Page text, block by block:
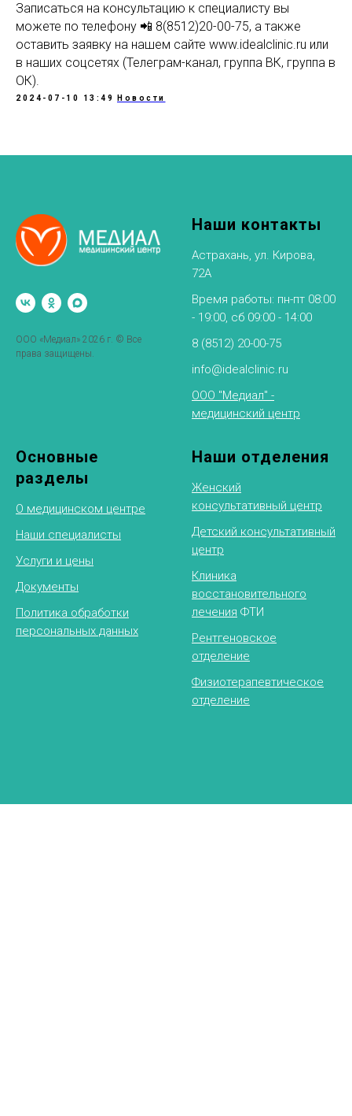
Записаться на консультацию к специалисту вы
можете по телефону 📲 8(8512)20-00-75, а также
оставить заявку на нашем сайте www.idealclinic.ru или
в наших соцсетях (Телеграм-канал, группа ВК, группа в
ОК).
2024-07-10 13:49 Новости
ООО «Медиал» 2026 г. © Все
права защищены.
Наши контакты
Астрахань, ул. Кирова,
72А
Время работы: пн-пт 08:00
- 19:00, сб 09:00 - 14:00
8 (8512) 20-00-75
info@idealclinic.ru
ООО "Медиал" -
медицинский центр
Основные
разделы
О медицинском центре
Наши специалисты
Услуги и цены
Документы
Политика обработки
персональных данных
Наши отделения
Женский
консультативный центр
Детский консультативный
центр
Клиника
восстановительного
лечения ФТИ
Рентгеновское
отделение
Физиотерапевтическое
отделение